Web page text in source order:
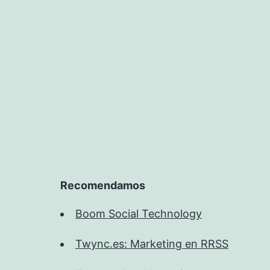
Recomendamos
Boom Social Technology
Twync.es: Marketing en RRSS